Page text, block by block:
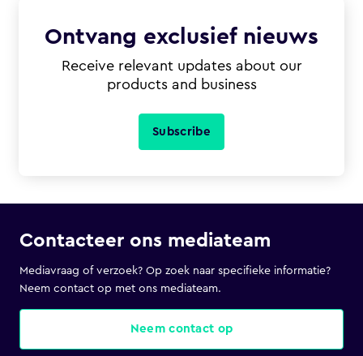
Ontvang exclusief nieuws
Receive relevant updates about our
products and business
Subscribe
Contacteer ons mediateam
Mediavraag of verzoek? Op zoek naar specifieke informatie?
Neem contact op met ons mediateam.
Neem contact op